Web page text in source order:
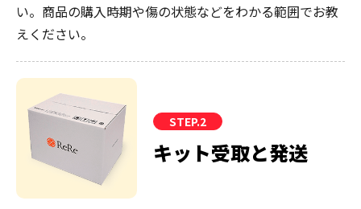
い。商品の購入時期や傷の状態などをわかる範囲でお教
えください。
STEP.2
キット受取と発送